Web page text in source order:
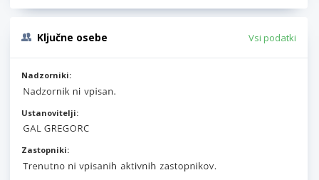
Ključne osebe Vsi podatki
Nadzorniki:
Ustanovitelji:
Zastopniki: